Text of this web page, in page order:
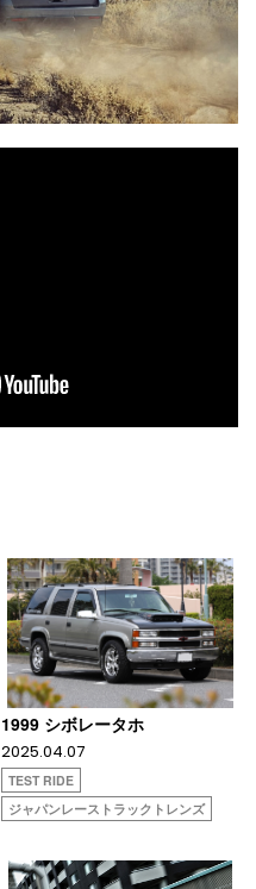
1999 シボレータホ
2025.04.07
TEST RIDE
ジャパンレーストラックトレンズ